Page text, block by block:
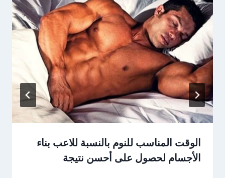
الوقت المناسب للنوم بالنسبة للاعب بناء
الأجسام لحصول على أحسن نتيجة